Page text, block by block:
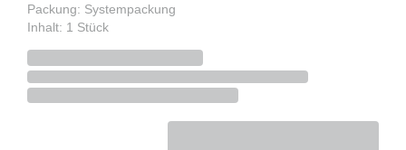
Packung: Systempackung
Inhalt: 1 Stück